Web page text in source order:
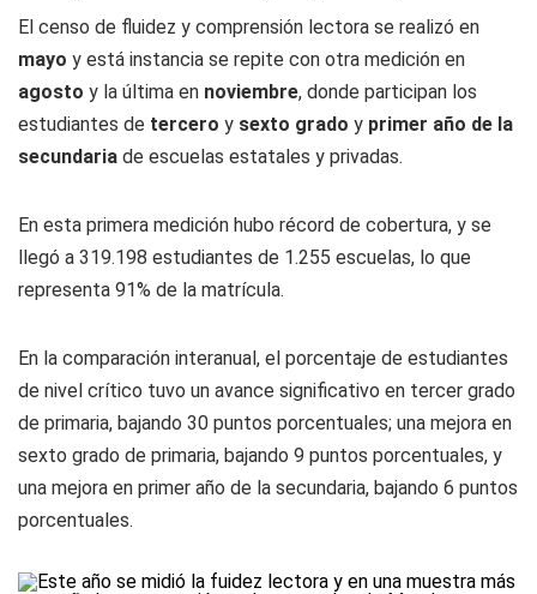
El censo de fluidez y comprensión lectora se realizó en
mayo y está instancia se repite con otra medición en
agosto y la última en noviembre, donde participan los
estudiantes de tercero y sexto grado y primer año de la
secundaria de escuelas estatales y privadas.
En esta primera medición hubo récord de cobertura, y se
llegó a 319.198 estudiantes de 1.255 escuelas, lo que
representa 91% de la matrícula.
En la comparación interanual, el porcentaje de estudiantes
de nivel crítico tuvo un avance significativo en tercer grado
de primaria, bajando 30 puntos porcentuales; una mejora en
sexto grado de primaria, bajando 9 puntos porcentuales, y
una mejora en primer año de la secundaria, bajando 6 puntos
porcentuales.